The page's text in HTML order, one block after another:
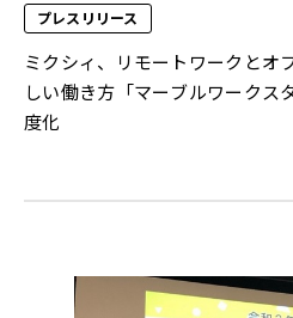
プレスリリース
ミクシィ、リモートワークとオ
しい働き⽅「マーブルワークス
度化